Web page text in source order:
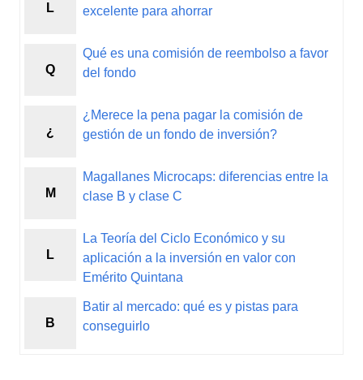
L
excelente para ahorrar
Q
Qué es una comisión de reembolso a favor
del fondo
¿
¿Merece la pena pagar la comisión de
gestión de un fondo de inversión?
M
Magallanes Microcaps: diferencias entre la
clase B y clase C
L
La Teoría del Ciclo Económico y su
aplicación a la inversión en valor con
Emérito Quintana
B
Batir al mercado: qué es y pistas para
conseguirlo